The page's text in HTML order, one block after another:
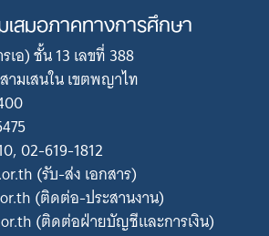
สมอภาคทางการศึกษา
เอ) ชั้น 13 เลขที่ 388
มเสนใน เขตพญาไท
02-619-1812
(รับ-ส่ง เอกสาร)
(ติดต่อ-ประสานงาน)
(ติดต่อฝ่ายบัญชีและการเงิน)